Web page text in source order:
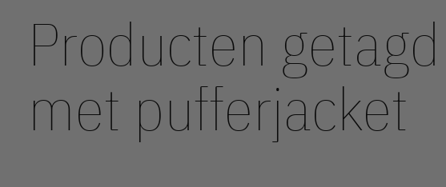
Producten getagd
met pufferjacket